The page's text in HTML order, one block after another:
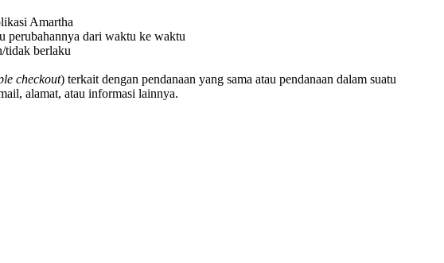
Amartha
perubahannya dari waktu ke waktu
tidak berlaku
checkout) terkait dengan pendanaan yang sama atau pendanaan dalam suatu
alamat, atau informasi lainnya.